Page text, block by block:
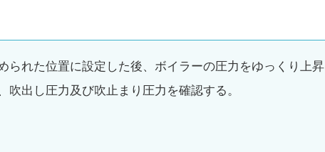
られた位置に設定した後、ボイラーの圧力をゆっくり上昇
吹出し圧力及び吹止まり圧力を確認する。